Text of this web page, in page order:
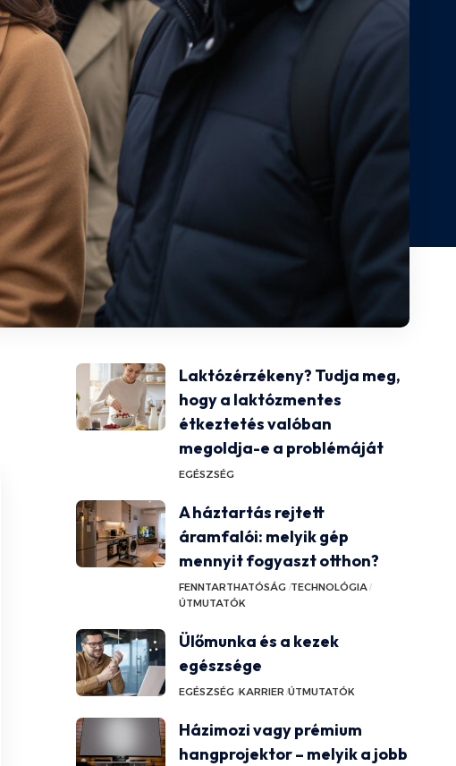
Laktózérzékeny? Tudja meg,
hogy a laktózmentes
étkeztetés valóban
megoldja-e a problémáját
EGÉSZSÉG
A háztartás rejtett
áramfalói: melyik gép
mennyit fogyaszt otthon?
FENNTARTHATÓSÁG TECHNOLÓGIA
ÚTMUTATÓK
Ülőmunka és a kezek
egészsége
EGÉSZSÉG KARRIER ÚTMUTATÓK
Házimozi vagy prémium
hangprojektor – melyik a jobb